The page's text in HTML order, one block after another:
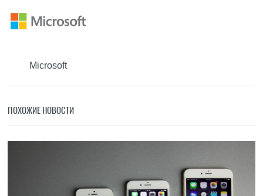
Microsoft
ПОХОЖИЕ НОВОСТИ